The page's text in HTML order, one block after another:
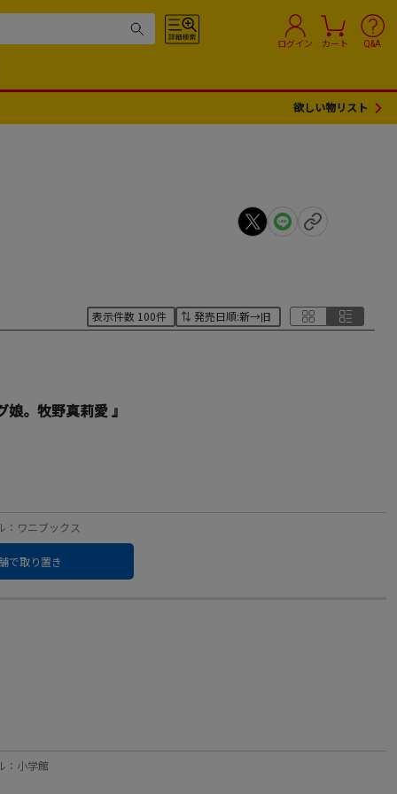
ログイン カート Q&A
欲しい物リスト
。牧野真莉愛 』
：ワニブックス
で取り置き
：小学館